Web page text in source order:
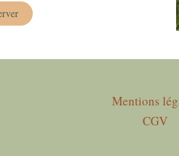
Mentions
CGV